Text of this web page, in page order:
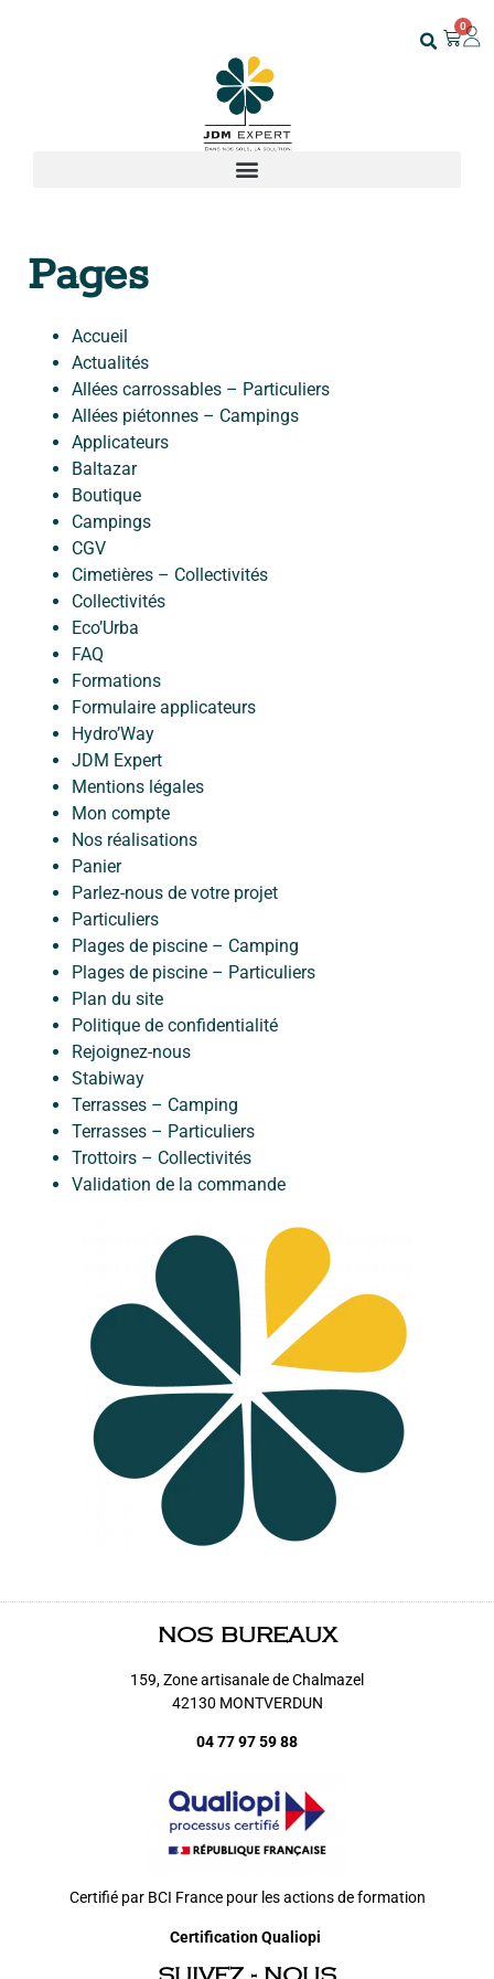
0
Pages
Accueil
Actualités
Allées carrossables – Particuliers
Allées piétonnes – Campings
Applicateurs
Baltazar
Boutique
Campings
CGV
Cimetières – Collectivités
Collectivités
Eco’Urba
FAQ
Formations
Formulaire applicateurs
Hydro’Way
JDM Expert
Mentions légales
Mon compte
Nos réalisations
Panier
Parlez-nous de votre projet
Particuliers
Plages de piscine – Camping
Plages de piscine – Particuliers
Plan du site
Politique de confidentialité
Rejoignez-nous
Stabiway
Terrasses – Camping
Terrasses – Particuliers
Trottoirs – Collectivités
Validation de la commande
NOS BUREAUX
159, Zone artisanale de Chalmazel
42130 MONTVERDUN
04 77 97 59 88
Certifié par BCI France pour les actions de formation
Certification Qualiopi